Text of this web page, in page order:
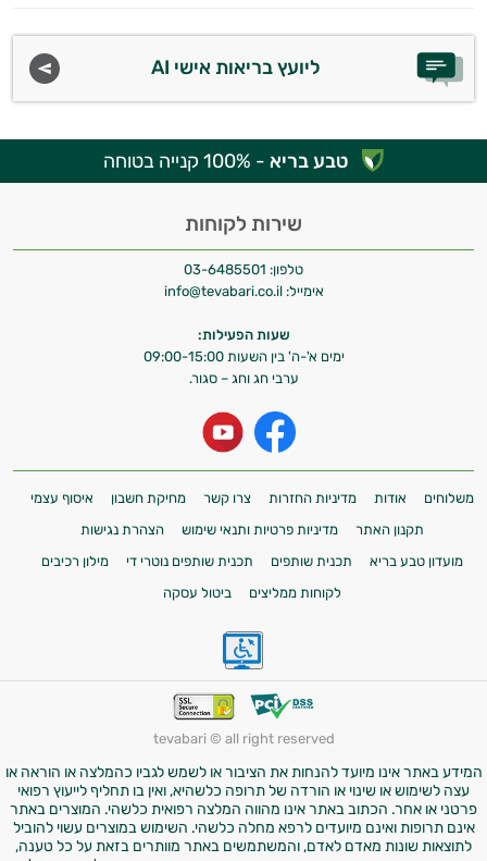
ליועץ בריאות אישי AI
טבע בריא - 100% קנייה בטוחה
שירות לקוחות
טלפון: 03-6485501
אימייל: info@tevabari.co.il
שעות הפעילות:
ימים א'-ה' בין השעות 09:00-15:00
ערבי חג וחג – סגור.
משלוחים אודות מדיניות החזרות צרו קשר מחיקת חשבון
איסוף עצמי
תקנון האתר
מדיניות פרטיות ותנאי שימוש
הצהרת נגישות
מועדון טבע בריא
תכנית שותפים תכנית שותפים נוטרי די
מילון רכיבים
לקוחות ממליצים
ביטול עסקה
tevabari © all right reserved
המידע באתר אינו מיועד להנחות את הציבור או לשמש לגביו כהמלצה או הוראה או
עצה לשימוש או שינוי או הורדה של תרופה כלשהיא, ואין בו תחליף לייעוץ רפואי
פרטני או אחר. הכתוב באתר אינו מהווה המלצה רפואית כלשהי. המוצרים באתר
אינם תרופות ואינם מיועדים לרפא מחלה כלשהי. השימוש במוצרים עשוי להוביל
לתוצאות שונות מאדם לאדם, והמשתמשים באתר מוותרים בזאת על כל טענה,
המטרה שלי היא להתאים עבורך המלצות
זה הזמן להתחיל. איך אוכל לעזור?